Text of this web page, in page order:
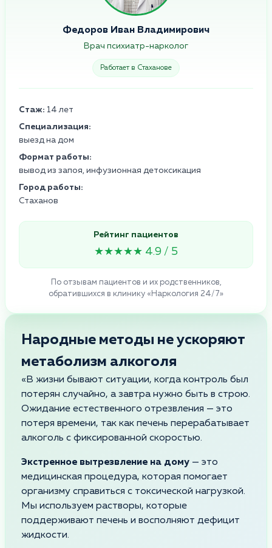
Федоров Иван Владимирович
Врач психиатр-нарколог
Работает в Стаханове
Стаж: 14 лет
Специализация:
выезд на дом
Формат работы:
вывод из запоя, инфузионная детоксикация
Город работы:
Стаханов
Рейтинг пациентов
★★★★★ 4.9 / 5
По отзывам пациентов и их родственников,
обратившихся в клинику «Наркология 24/7»
Народные методы не ускоряют
метаболизм алкоголя
«В жизни бывают ситуации, когда контроль был
потерян случайно, а завтра нужно быть в строю.
Ожидание естественного отрезвления — это
потеря времени, так как печень перерабатывает
алкоголь с фиксированной скоростью.
Экстренное вытрезвление на дому — это
медицинская процедура, которая помогает
организму справиться с токсической нагрузкой.
Мы используем растворы, которые
поддерживают печень и восполняют дефицит
жидкости.